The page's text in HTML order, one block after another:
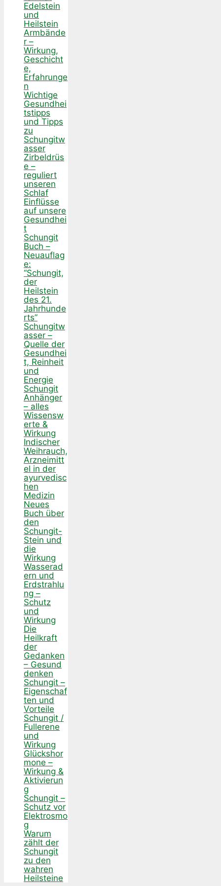
Edelstein
und
Heilstein
Armbände
r –
Wirkung,
Geschicht
e,
Erfahrunge
n
Wichtige
Gesundhei
tstipps
und Tipps
zu
Schungitw
asser
Zirbeldrüs
e –
reguliert
unseren
Schlaf
Einflüsse
auf unsere
Gesundhei
t
Schungit
Buch –
Neuauflag
e:
“Schungit,
der
Heilstein
des 21.
Jahrhunde
rts”
Schungitw
asser –
Quelle der
Gesundhei
t, Reinheit
und
Energie
Schungit
Anhänger
– alles
Wissensw
erte &
Wirkung
Indischer
Weihrauch,
Arzneimitt
el in der
ayurvedisc
hen
Medizin
Neues
Buch über
den
Schungit-
Stein und
die
Wirkung
Wasserad
ern und
Erdstrahlu
ng –
Schutz
und
Wirkung
Die
Heilkraft
der
Gedanken
– Gesund
denken
Schungit –
Eigenschaf
ten und
Vorteile
Schungit /
Fullerene
und
Wirkung
Glückshor
mone –
Wirkung &
Aktivierun
g
Schungit –
Schutz vor
Elektrosmo
g
Warum
zählt der
Schungit
zu den
wahren
Heilsteine